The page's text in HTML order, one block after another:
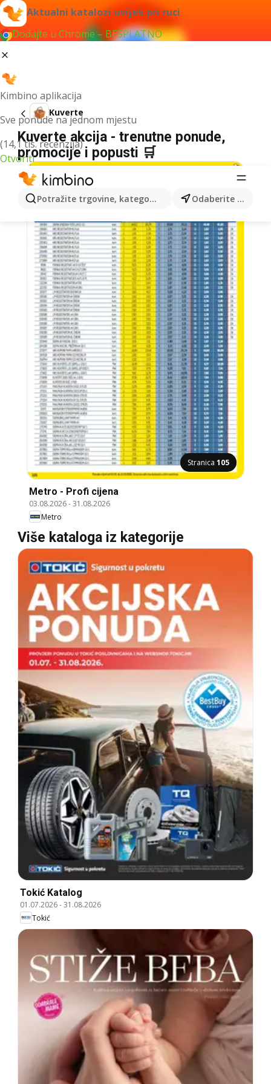
Aktualni katalozi uvijek pri ruci
Dodajte u Chrome – BESPLATNO
Kimbino aplikacija
Sve ponude na jednom mjestu
(14,1 tis. recenzija)
Otvoriti
Potražite trgovine, kategorije, proizvode... Odaberite grad
Kuverte
Kuverte akcija - trenutne ponude,
promocije i popusti 🛒
Stranica 105
Metro - Profi cijena
03.08.2026-31.08.2026
Metro
Više kataloga iz kategorije
Tokić Katalog
01.07.2026-31.08.2026
Tokić